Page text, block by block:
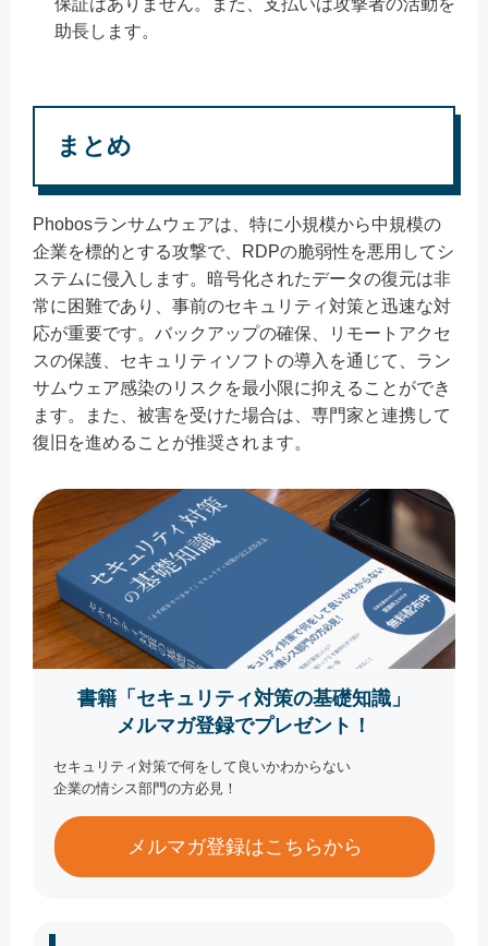
助長します。
まとめ
Phobosランサムウェアは、特に小規模から中規模の
企業を標的とする攻撃で、RDPの脆弱性を悪用してシ
ステムに侵入します。暗号化されたデータの復元は非
常に困難であり、事前のセキュリティ対策と迅速な対
応が重要です。バックアップの確保、リモートアクセ
スの保護、セキュリティソフトの導入を通じて、ラン
サムウェア感染のリスクを最小限に抑えることができ
ます。また、被害を受けた場合は、専門家と連携して
復旧を進めることが推奨されます。
書籍「セキュリティ対策の基礎知識」
メルマガ登録でプレゼント！
セキュリティ対策で何をして良いかわからない
企業の情シス部門の方必見！
メルマガ登録はこちらから